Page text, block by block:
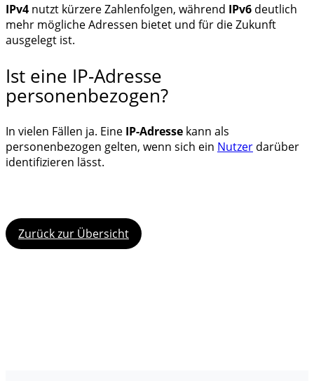
IPv4 nutzt kürzere Zahlenfolgen, während IPv6 deutlich
mehr mögliche Adressen bietet und für die Zukunft
ausgelegt ist.
Ist eine IP-Adresse
personenbezogen?
In vielen Fällen ja. Eine IP-Adresse kann als
personenbezogen gelten, wenn sich ein Nutzer darüber
identifizieren lässt.
Zurück zur Übersicht